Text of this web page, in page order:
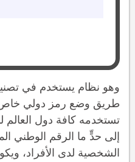
وهو نظام يستخدم في
طريق وضع رمز دولي
تستخدمه كافة دول العالم
إلى حدٍّ ما الرقم الوطني
الشخصية لدى الأفراد،